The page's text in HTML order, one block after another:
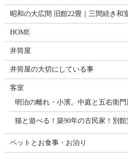
昭和の大広間 旧館22畳｜三間続き和
HOME
井筒屋
井筒屋の大切にしている事
客室
明治の離れ・小濱。中庭と五右衛門
猫と遊べる！築90年の古民家！別
ペットとお食事・お泊り